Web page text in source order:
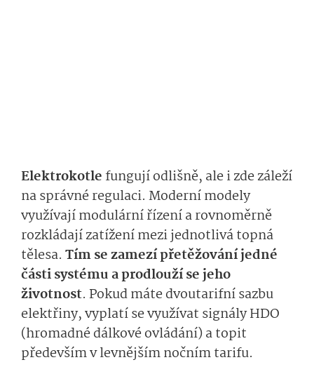
Elektrokotle fungují odlišně, ale i zde záleží
na správné regulaci. Moderní modely
využívají modulární řízení a rovnoměrně
rozkládají zatížení mezi jednotlivá topná
tělesa. Tím se zamezí přetěžování jedné
části systému a prodlouží se jeho
životnost. Pokud máte dvoutarifní sazbu
elektřiny, vyplatí se využívat signály HDO
(hromadné dálkové ovládání) a topit
především v levnějším nočním tarifu.